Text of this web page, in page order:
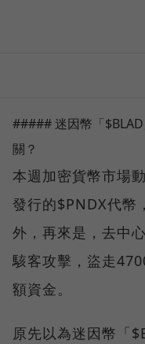
##### 迷因幣「
關？
本週加密貨幣市場
發行的$PNDX代幣
外，再來是，去中
駭客攻擊，盜走
額資金。
原先以為迷因幣「